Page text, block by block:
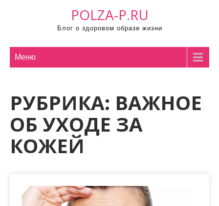
POLZA-P.RU
Блог о здоровом образе жизни
Меню
РУБРИКА: ВАЖНОЕ
ОБ УХОДЕ ЗА
КОЖЕЙ